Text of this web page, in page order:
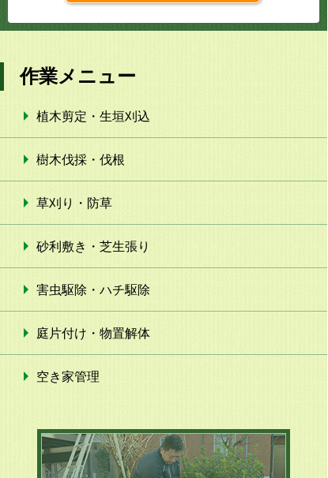
作業メニュー
植木剪定・生垣刈込
樹木伐採・伐根
草刈り・防草
砂利敷き・芝生張り
害虫駆除・ハチ駆除
庭片付け・物置解体
空き家管理